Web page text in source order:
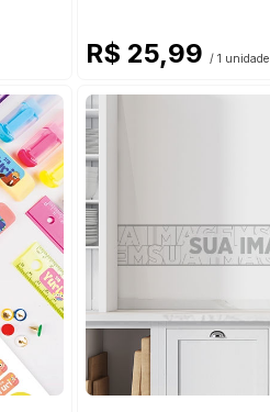
R$ 25,99 / 1 unidade